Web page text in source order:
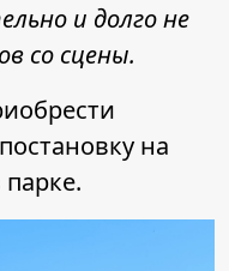
и долго не
со сцены.
на